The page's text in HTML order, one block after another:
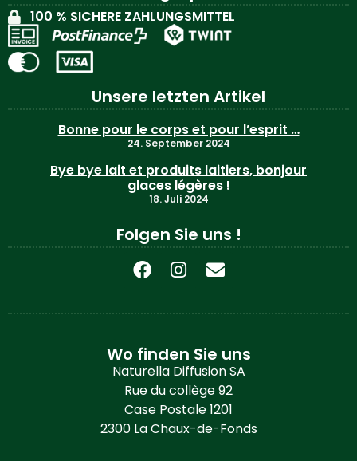
100 % SICHERE ZAHLUNGSMITTEL
Unsere letzten Artikel
Bonne pour le corps et pour l’esprit …
24. September 2024
Bye bye lait et produits laitiers, bonjour
glaces légères !
18. Juli 2024
Folgen Sie uns !
Wo finden Sie uns
Naturella Diffusion SA
Rue du collège 92
Case Postale 1201
2300 La Chaux-de-Fonds